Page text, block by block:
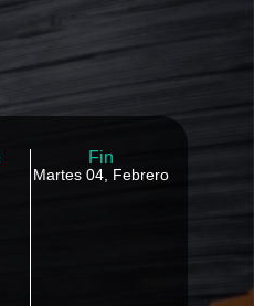
Fin
Martes 04, Febrero